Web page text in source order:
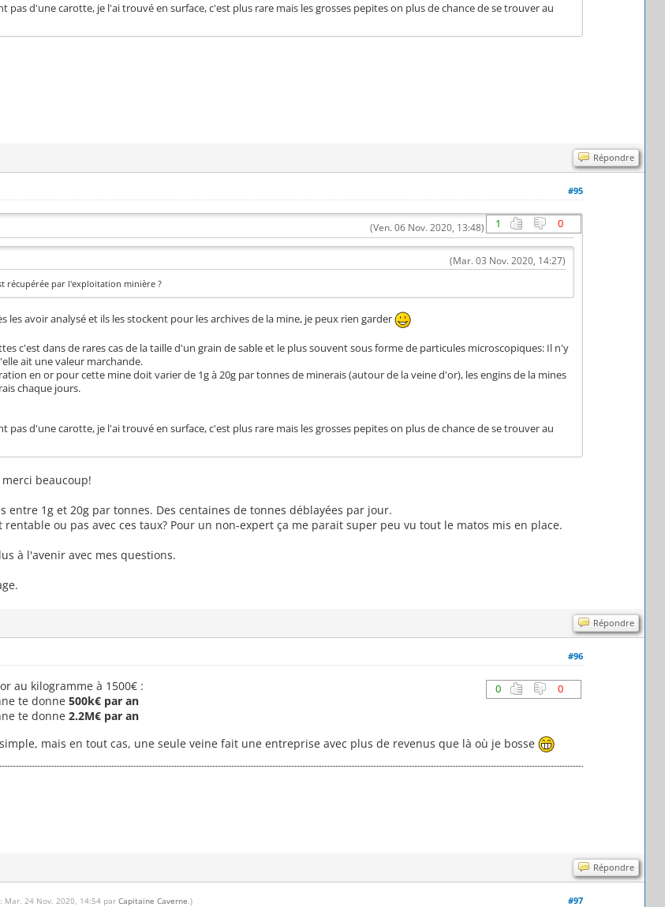
pas d'une carotte, je l'ai trouvé en surface, c'est plus rare mais les grosses pepites on plus de chance de se trouver au
Répondre
#95
1 0
(Ven. 06 Nov. 2020, 13:48)
(Mar. 03 Nov. 2020, 14:27)
récupérée par l'exploitation minière ?
les avoir analysé et ils les stockent pour les archives de la mine, je peux rien garder
c'est dans de rares cas de la taille d'un grain de sable et le plus souvent sous forme de particules microscopiques: Il n'y
ait une valeur marchande.
en or pour cette mine doit varier de 1g à 20g par tonnes de minerais (autour de la veine d'or), les engins de la mines
chaque jours.
pas d'une carotte, je l'ai trouvé en surface, c'est plus rare mais les grosses pepites on plus de chance de se trouver au
beaucoup!
entre 1g et 20g par tonnes. Des centaines de tonnes déblayées par jour.
ou pas avec ces taux? Pour un non-expert ça me parait super peu vu tout le matos mis en place.
à l'avenir avec mes questions.
Répondre
#96
0 0
au kilogramme à 1500€ :
te donne 500k€ par an
te donne 2.2M€ par an
mais en tout cas, une seule veine fait une entreprise avec plus de revenus que là où je bosse
Répondre
#97
Mar. 24 Nov. 2020, 14:54 par Capitaine Caverne .)